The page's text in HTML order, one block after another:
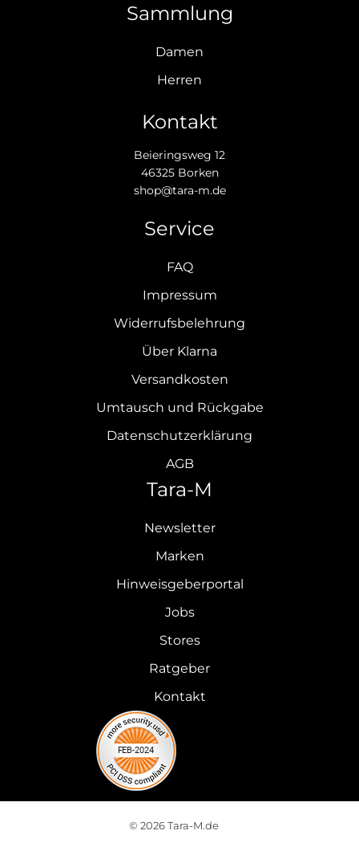
Sammlung
Damen
Herren
Kontakt
Beieringsweg 12
46325 Borken
shop@tara-m.de
Service
FAQ
Impressum
Widerrufsbelehrung
Über Klarna
Versandkosten
Umtausch und Rückgabe
Datenschutzerklärung
AGB
Tara-M
Newsletter
Marken
Hinweisgeberportal
Jobs
Stores
Ratgeber
Kontakt
© 2026 Tara-M.de